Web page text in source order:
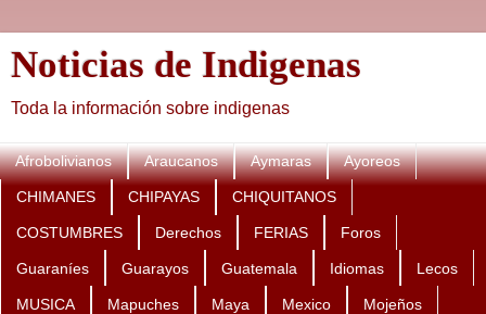
Noticias de Indigenas
Toda la información sobre indigenas
Afrobolivianos Araucanos Aymaras Ayoreos
CHIMANES CHIPAYAS CHIQUITANOS
COSTUMBRES Derechos FERIAS Foros
Guaraníes Guarayos Guatemala Idiomas Lecos
MUSICA Mapuches Maya Mexico Mojeños